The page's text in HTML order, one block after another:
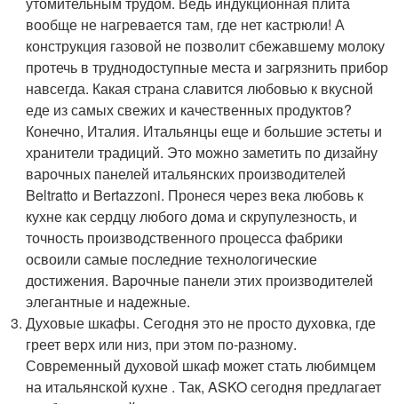
вообще не нагревается там, где нет кастрюли! А
конструкция газовой не позволит сбежавшему молоку
протечь в труднодоступные места и загрязнить прибор
навсегда. Какая страна славится любовью к вкусной
еде из самых свежих и качественных продуктов?
Конечно, Италия. Итальянцы еще и большие эстеты и
хранители традиций. Это можно заметить по дизайну
варочных панелей итальянских производителей
Beltratto и Bertazzoni. Пронеся через века любовь к
кухне как сердцу любого дома и скрупулезность, и
точность производственного процесса фабрики
освоили самые последние технологические
достижения. Варочные панели этих производителей
элегантные и надежные.
Духовые шкафы. Сегодня это не просто духовка, где
греет верх или низ, при этом по-разному.
Современный духовой шкаф может стать любимцем
на итальянской кухне . Так, ASKO сегодня предлагает